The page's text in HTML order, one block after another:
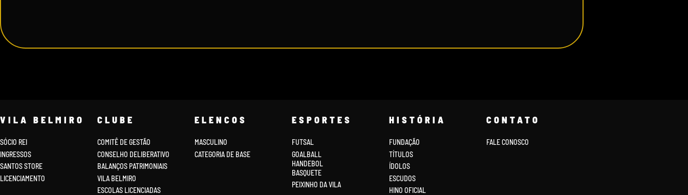
VILA BELMIRO
SÓCIO REI
INGRESSOS
SANTOS STORE
LICENCIAMENTO
CLUBE
COMITÊ DE GESTÃO
CONSELHO DELIBERATIVO
BALANÇOS PATRIMONIAIS
VILA BELMIRO
ESCOLAS LICENCIADAS
ELENCOS
MASCULINO
CATEGORIA DE BASE
ESPORTES
FUTSAL
GOALBALL
HANDEBOL
BASQUETE
PEIXINHO DA VILA
HISTÓRIA
FUNDAÇÃO
TÍTULOS
ÍDOLOS
ESCUDOS
HINO OFICIAL
CONTATO
FALE CONOSCO